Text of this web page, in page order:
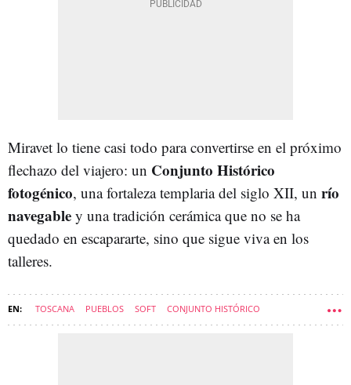
Miravet lo tiene casi todo para convertirse en el próximo
flechazo del viajero: un Conjunto Histórico
fotogénico, una fortaleza templaria del siglo XII, un río
navegable y una tradición cerámica que no se ha
quedado en escapararte, sino que sigue viva en los
talleres.
TOSCANA PUEBLOS SOFT CONJUNTO HISTÓRICO